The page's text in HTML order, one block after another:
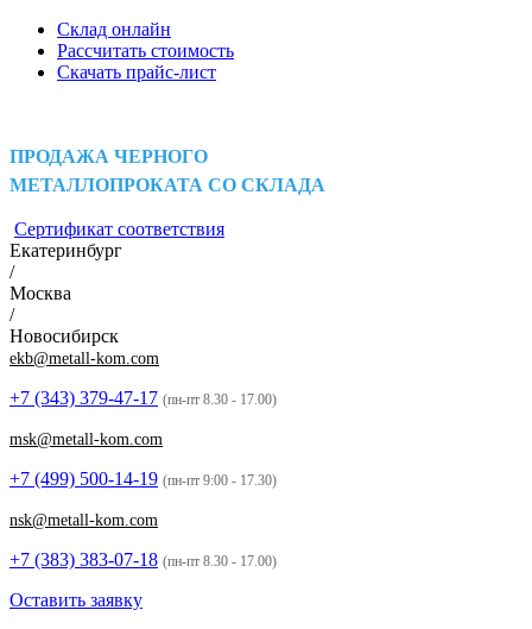
Склад онлайн
Рассчитать стоимость
Скачать прайс-лист
ПРОДАЖА ЧЕРНОГО
МЕТАЛЛОПРОКАТА СО СКЛАДА
Сертификат соответствия
Екатеринбург
/
Москва
/
Новосибирск
ekb@metall-kom.com
+7 (343) 379-47-17 (пн-пт 8.30 - 17.00)
msk@metall-kom.com
+7 (499) 500-14-19 (пн-пт 9:00 - 17.30)
nsk@metall-kom.com
+7 (383) 383-07-18 (пн-пт 8.30 - 17.00)
Оставить заявку